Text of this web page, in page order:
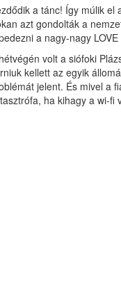
a tánc! Így múlik el
azt gondolták a
a nagy-nagy
volt a siófoki
kellett az egyik
jelent. És mivel a
ha kihagy a wi-fi